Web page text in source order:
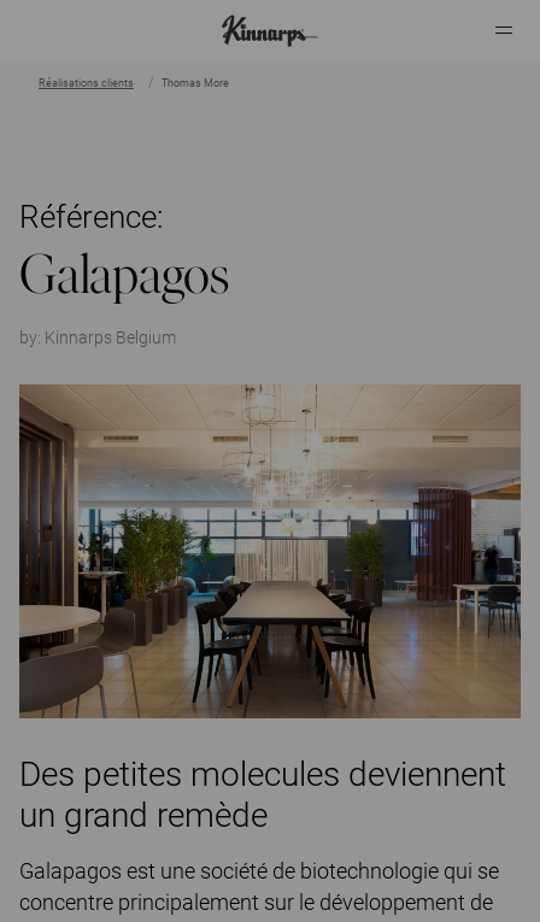
Réalisations clients Thomas More
Référence:
Galapagos
by: Kinnarps Belgium
Des petites molecules deviennent
un grand remède
Galapagos est une société de biotechnologie qui se
concentre principalement sur le développement de